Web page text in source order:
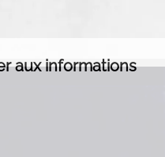
aux informations